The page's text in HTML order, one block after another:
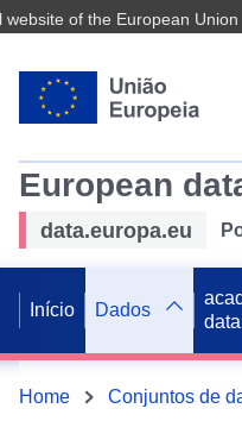
website of the European Union
European
data.europa.eu
Início Dados
Home Conjuntos de